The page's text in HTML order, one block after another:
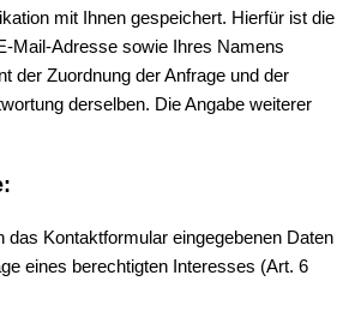
mit Ihnen gespeichert. Hierfür ist die
Mail-Adresse sowie Ihres Namens
der Zuordnung der Anfrage und der
derselben. Die Angabe weiterer
das Kontaktformular eingegebenen Daten
eines berechtigten Interesses (Art. 6